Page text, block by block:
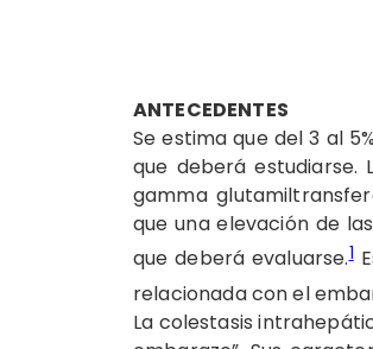
ANTECEDENTES
Se estima que del 3 al
que deberá estudiarse.
gamma
que una elevación de
que deberá evaluarse.1
relacionada con el
La colestasis